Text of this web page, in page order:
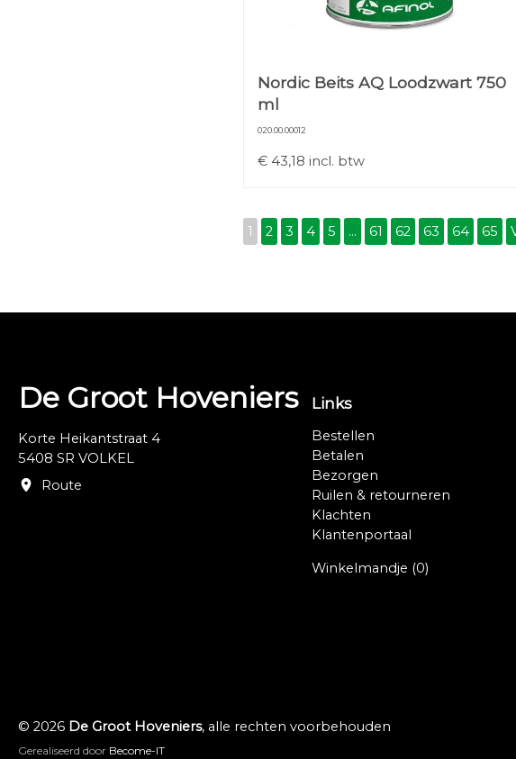
Nordic Beits AQ Loodzwart 750
ml
020.00.00012
€ 43,18 incl. btw
1 2 3 4 5 ... 61 62 63 64 65
De Groot Hoveniers
Korte Heikantstraat 4
5408 SR VOLKEL
Route
Links
Bestellen
Betalen
Bezorgen
Ruilen & retourneren
Klachten
Klantenportaal
Winkelmandje (0)
© 2026 De Groot Hoveniers, alle rechten voorbehouden
Gerealiseerd door Become-IT